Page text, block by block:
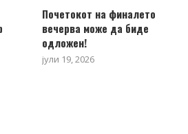
Почетокот на финалето
вечерва може да биде
одложен!
јули 19, 2026